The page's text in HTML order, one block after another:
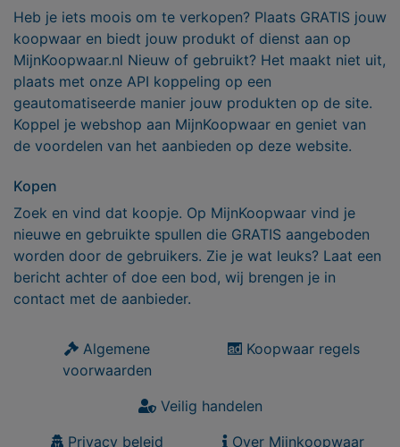
Heb je iets moois om te verkopen? Plaats GRATIS jouw
koopwaar en biedt jouw produkt of dienst aan op
MijnKoopwaar.nl Nieuw of gebruikt? Het maakt niet uit,
plaats met onze API koppeling op een
geautomatiseerde manier jouw produkten op de site.
Koppel je webshop aan MijnKoopwaar en geniet van
de voordelen van het aanbieden op deze website.
Kopen
Zoek en vind dat koopje. Op MijnKoopwaar vind je
nieuwe en gebruikte spullen die GRATIS aangeboden
worden door de gebruikers. Zie je wat leuks? Laat een
bericht achter of doe een bod, wij brengen je in
contact met de aanbieder.
Algemene
voorwaarden
Koopwaar regels
Veilig handelen
Privacy beleid
Over Mijnkoopwaar